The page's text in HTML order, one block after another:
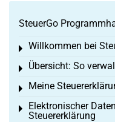
SteuerGo
Willkommen bei
Toggle menu
Übersicht: So
Toggle menu
Meine
Toggle menu
Elektronischer
Steuererklärung
Toggle menu